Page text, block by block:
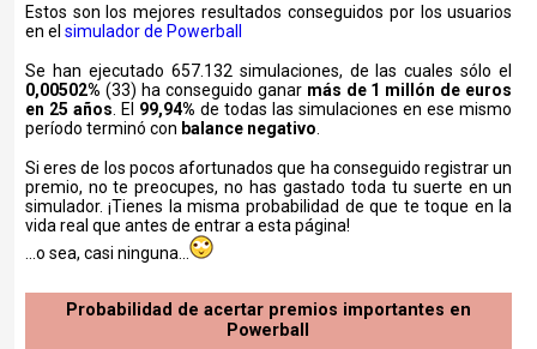
Estos son los mejores resultados conseguidos por los usuarios
en el simulador de Powerball
Se han ejecutado 657.132 simulaciones, de las cuales sólo el
0,00502% (33) ha conseguido ganar más de 1 millón de euros
en 25 años . El 99,94% de todas las simulaciones en ese mismo
período terminó con balance negativo
Si eres de los pocos afortunados que ha conseguido registrar un
premio, no te preocupes, no has gastado toda tu suerte en un
simulador. ¡Tienes la misma probabilidad de que te toque en la
vida real que antes de entrar a esta página!
...o sea, casi ninguna...
Probabilidad de acertar premios importantes en
Powerball